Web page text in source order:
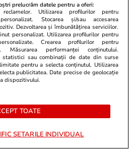
Europă care acționează
care pot sau nu să
Unite. De exemplu,
ale UE ar putea duce la
o coordonare redusă sau
transatlantice cu privire
Unite au reușit anterior
Populare Chineze, care a
prelucrăm datele pentru a oferi:
reclamelor. Utilizarea profilurilor pentru
Stocarea și/sau accesarea
Dezvoltarea și îmbunătățirea serviciilor.
personalizat. Utilizarea profilurilor pentru
Crearea profilurilor pentru
Măsurarea performanței conținutului.
statistici sau combinații de date din surse
pentru a selecta conținutul. Utilizarea
publicitatea. Date precise de geolocație
dispozitivului.
TOATE
SETARILE INDIVIDUAL